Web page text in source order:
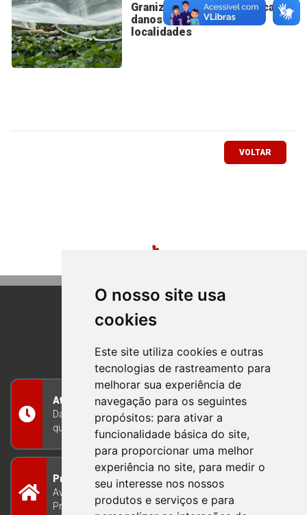
O nosso site usa
cookies
Este site utiliza cookies e outras
tecnologias de rastreamento para
melhorar sua experiência de
navegação para os seguintes
propósitos: para ativar a
funcionalidade básica do site,
para proporcionar uma melhor
experiência no site, para medir o
seu interesse nos nossos
produtos e serviços e para
Granizo e ventania provocam
danos em diferentes
localidades
VOLTAR
BOM PRINCIPIO
RIO GRANDE DO SUL
Atendimento
Das 8h às 12h e das 13h às 17h30, de segunda a
quinta-feira, e nas sextas-feiras das 7h às 13h
Prefeitura Municipal
Avenida Guilherme Winter 65 - Centro Bom
Princípio/RS - Brasil CEP 95765-000